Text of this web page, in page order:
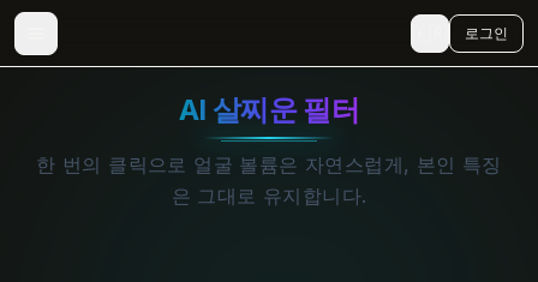
로그인
AI 살찌운 필터
한 번의 클릭으로 얼굴 볼륨은 자연스럽게, 본인 특징
은 그대로 유지합니다.